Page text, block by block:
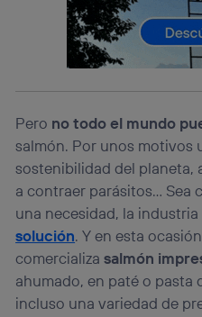
Pero no todo el mundo
salmón. Por unos motivos
sostenibilidad del planeta,
a contraer parásitos… Sea
una necesidad, la
solución. Y en esta
comercializasalmón
ahumado, en paté o pasta
incluso una variedad de
lo que cualquier persona
consienta el uso de la
identificador. Típicamente:
Si utilizas una
conexión
el marketing o análisis se
que hayan dado su
Si utilizasdatos móviles,
personalizado, ya que se
navegación del usuario
Puedes gestionar los
“Administrar Utiq” en la
visitando el portal de
(“consenthub”). Para más
la política de privacidad